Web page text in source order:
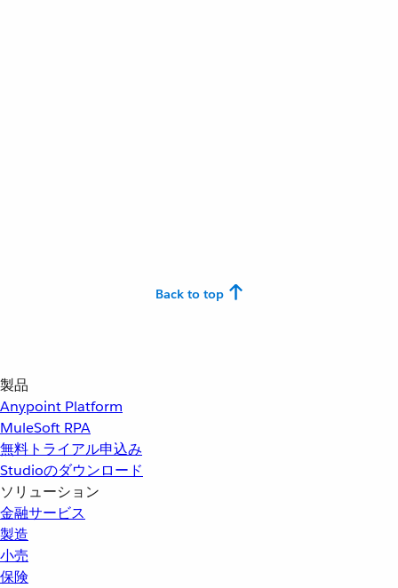
Back to top
製品
Anypoint Platform
MuleSoft RPA
無料トライアル申込み
Studioのダウンロード
ソリューション
金融サービス
製造
小売
保険